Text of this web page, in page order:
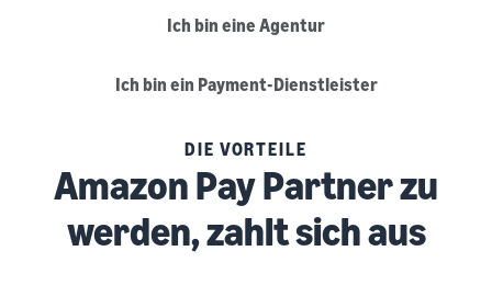
Ich bin eine Agentur
Ich bin ein Payment-Dienstleister
DIE VORTEILE
Amazon Pay Partner zu
werden, zahlt sich aus